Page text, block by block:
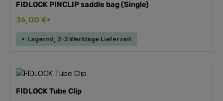
FIDLOCK PINCLIP saddle bag (Single)
36,00 €*
Lagernd, 2-3 Werktage Lieferzeit
FIDLOCK Tube Clip